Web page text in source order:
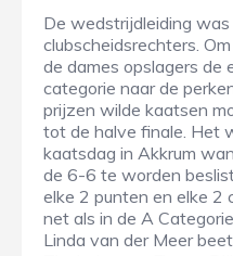
De wedstrijdleiding
clubscheidsrechters.
de dames opslagers de
categorie naar de
prijzen wilde kaatsen
tot de halve finale. Het
kaatsdag in Akkrum
de 6-6 te worden
elke 2 punten en elke 2
net als in de A
Linda van der Meer